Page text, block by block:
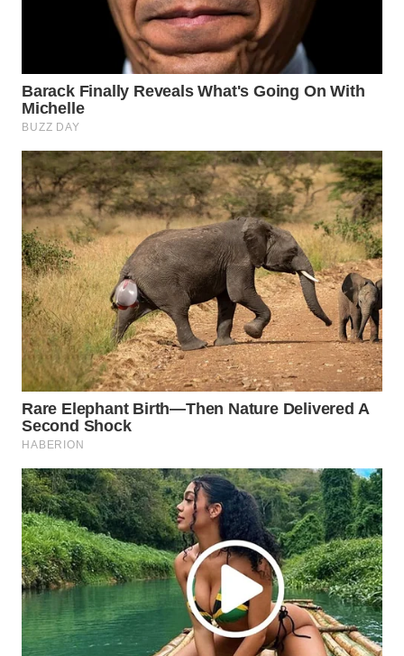
WN
KUNINGAN
WN
MAJALENGKA
WN
SUBANG
WN
SUKABUMI
WN
PURWAKARTA
WN
TIMUR
WN
SEMARANG
WN
SOLO